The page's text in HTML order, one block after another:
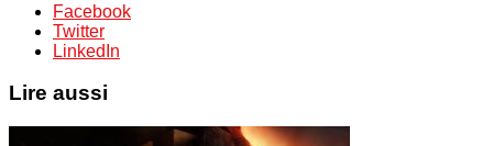
Facebook
Twitter
LinkedIn
Lire aussi